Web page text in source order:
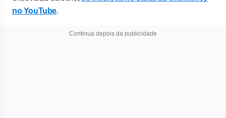
no YouTube.
Continua depois da publicidade